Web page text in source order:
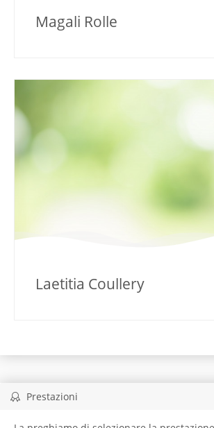
Magali Rolle
Laetitia Coullery
Prestazioni